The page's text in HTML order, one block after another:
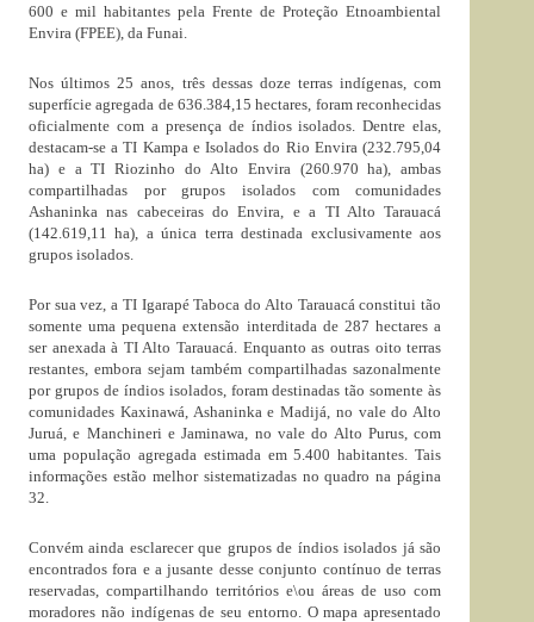
600 e mil habitantes pela Frente de Proteção Etnoambiental
Envira (FPEE), da Funai.
Nos últimos 25 anos, três dessas doze terras indígenas, com
superfície agregada de 636.384,15 hectares, foram reconhecidas
oficialmente com a presença de índios isolados. Dentre elas,
destacam-se a TI Kampa e Isolados do Rio Envira (232.795,04
ha) e a TI Riozinho do Alto Envira (260.970 ha), ambas
compartilhadas por grupos isolados com comunidades
Ashaninka nas cabeceiras do Envira, e a TI Alto Tarauacá
(142.619,11 ha), a única terra destinada exclusivamente aos
grupos isolados.
Por sua vez, a TI Igarapé Taboca do Alto Tarauacá constitui tão
somente uma pequena extensão interditada de 287 hectares a
ser anexada à TI Alto Tarauacá. Enquanto as outras oito terras
restantes, embora sejam também compartilhadas sazonalmente
por grupos de índios isolados, foram destinadas tão somente às
comunidades Kaxinawá, Ashaninka e Madijá, no vale do Alto
Juruá, e Manchineri e Jaminawa, no vale do Alto Purus, com
uma população agregada estimada em 5.400 habitantes. Tais
informações estão melhor sistematizadas no quadro na página
32.
Convém ainda esclarecer que grupos de índios isolados já são
encontrados fora e a jusante desse conjunto contínuo de terras
reservadas, compartilhando territórios e\ou áreas de uso com
moradores não indígenas de seu entorno. O mapa apresentado